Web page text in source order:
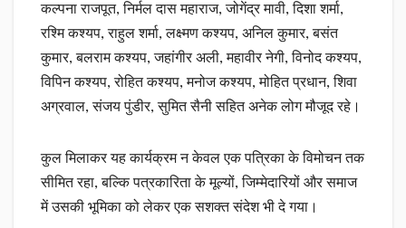
कल्पना राजपूत, निर्मल दास महाराज, जोगेंद्र मावी, दिशा शर्मा,
रश्मि कश्यप, राहुल शर्मा, लक्ष्मण कश्यप, अनिल कुमार, बसंत
कुमार, बलराम कश्यप, जहांगीर अली, महावीर नेगी, विनोद कश्यप,
विपिन कश्यप, रोहित कश्यप, मनोज कश्यप, मोहित प्रधान, शिवा
अग्रवाल, संजय पुंडीर, सुमित सैनी सहित अनेक लोग मौजूद रहे।
कुल मिलाकर यह कार्यक्रम न केवल एक पत्रिका के विमोचन तक
सीमित रहा, बल्कि पत्रकारिता के मूल्यों, जिम्मेदारियों और समाज
में उसकी भूमिका को लेकर एक सशक्त संदेश भी दे गया।